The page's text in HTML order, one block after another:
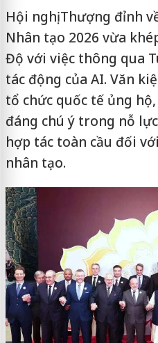
Hội nghị Thượng đỉnh
Nhân tạo 2026 vừa
Độ với việc thông qua
tác động của AI. Văn
tổ chức quốc tế ủng
đáng chú ý trong nỗ
hợp tác toàn cầu đối
nhân tạo.